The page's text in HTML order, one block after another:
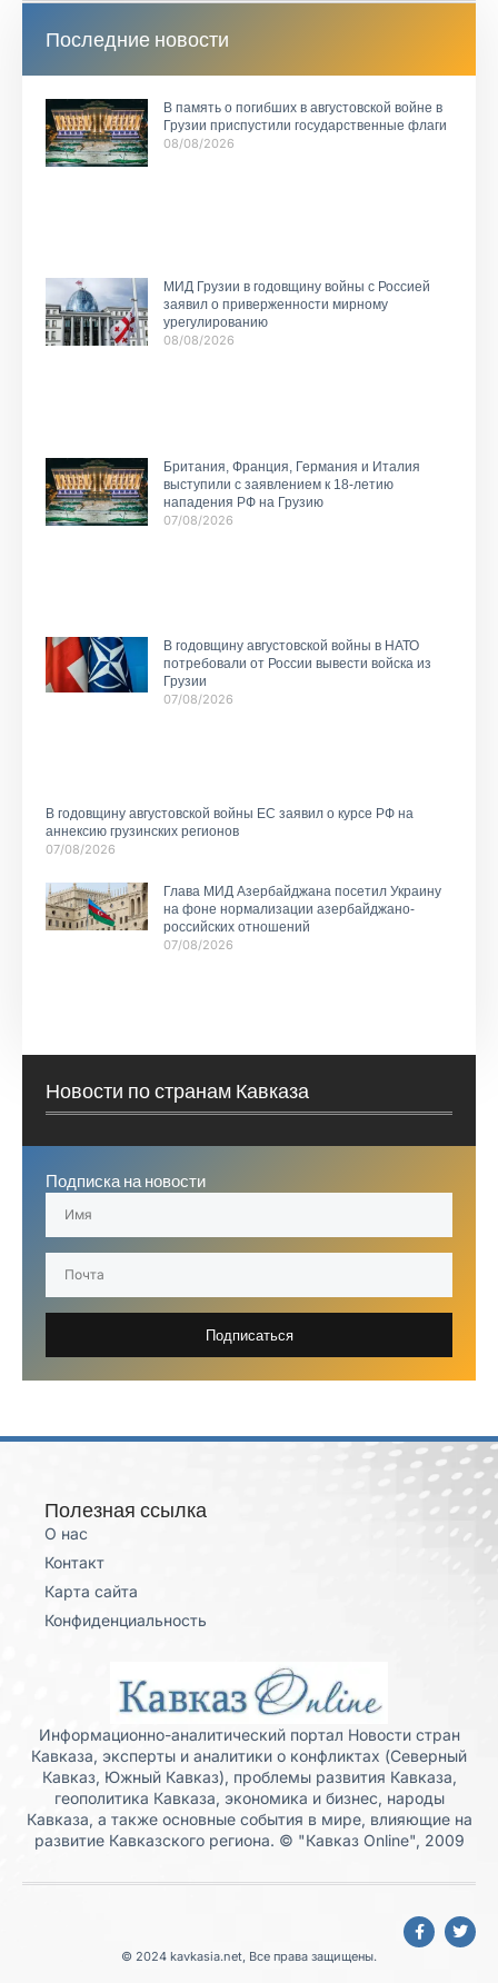
Последние новости
В память о погибших в августовской войне в
Грузии приспустили государственные флаги
08/08/2026
МИД Грузии в годовщину войны с Россией
заявил о приверженности мирному
урегулированию
08/08/2026
Британия, Франция, Германия и Италия
выступили с заявлением к 18-летию
нападения РФ на Грузию
07/08/2026
В годовщину августовской войны в НАТО
потребовали от России вывести войска из
Грузии
07/08/2026
В годовщину августовской войны ЕС заявил о курсе РФ на
аннексию грузинских регионов
07/08/2026
Глава МИД Азербайджана посетил Украину
на фоне нормализации азербайджано-
российских отношений
07/08/2026
Новости по странам Кавказа
Подписка на новости
Подписаться
Полезная ссылка
О нас
Контакт
Карта сайта
Конфиденциальность
Информационно-аналитический портал Новости стран
Кавказа, эксперты и аналитики о конфликтах (Северный
Кавказ, Южный Кавказ), проблемы развития Кавказа,
геополитика Кавказа, экономика и бизнес, народы
Кавказа, а также основные события в мире, влияющие на
развитие Кавказского региона. © "Кавказ Online", 2009
© 2024 kavkasia.net, Все права защищены.